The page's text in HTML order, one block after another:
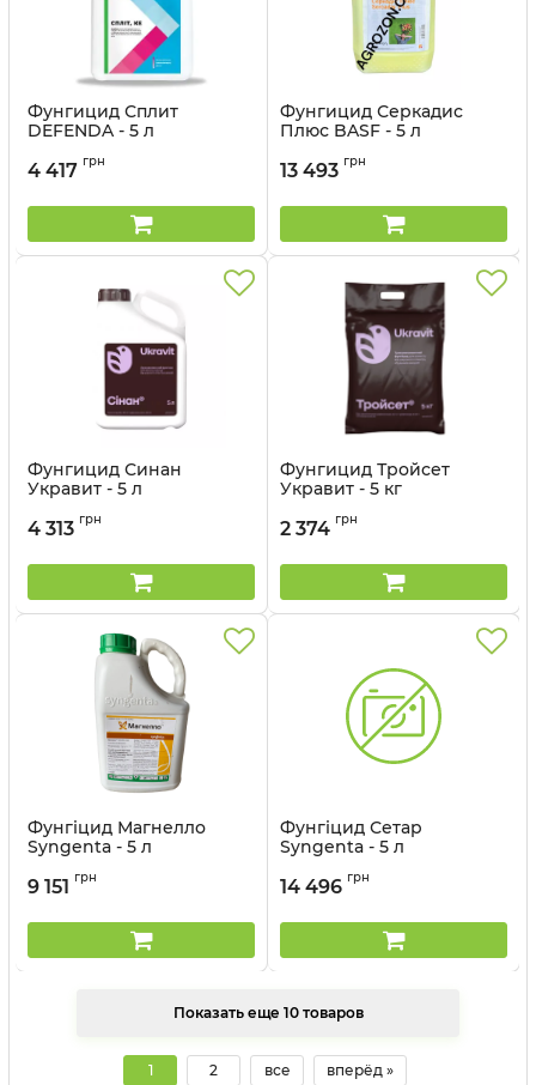
Фунгицид Сплит
DEFENDA - 5 л
4 417 грн
Фунгицид Серкадис
Плюс BASF - 5 л
13 493 грн
Фунгицид Синан
Укравит - 5 л
4 313 грн
Фунгицид Тройсет
Укравит - 5 кг
2 374 грн
Фунгіцид Магнелло
Syngenta - 5 л
9 151 грн
Фунгіцид Сетар
Syngenta - 5 л
14 496 грн
Показать еще 10 товаров
1 2 все вперёд »